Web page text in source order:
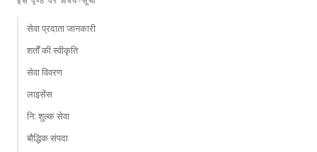
सेवा प्रदाता जानकारी
शर्तों की स्वीकृति
सेवा विवरण
लाइसेंस
नि: शुल्क सेवा
बौद्धिक संपदा